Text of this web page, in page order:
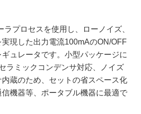
ラプロセスを使用し、ローノイズ、
現した出力電流100mAのON/OFF
ュレータです。小型パッケージに
ラミックコンデンサ対応、ノイズ
蔵のため、セットの省スペース化
機器等、ポータブル機器に最適で